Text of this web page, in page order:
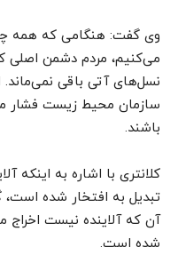
وی گفت: هنگامی که همه
می‌کنیم، مردم دشمن اصلی
نسل‌های آتی باقی نمی‌ماند.
سازمان محیط زیست فشار
باشند.
کلانتری با اشاره به اینکه
تبدیل به افتخار شده است،
آن که آلاینده نیست اخراج
شده است.